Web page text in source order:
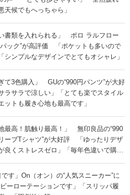
天候でもへっちゃら」
書類を入れられる」 ポロ ラルフロー
パック”が高評価 「ポケットも多いので
シンプルなデザインでとてもオシャレ」
て3色購入」 GUの“990円パンツ”が大好
サラで涼しい」「とても楽でスタイル
ットも履き心地も最高です」
最高！肌触り最高！」 無印良品の“990
ーブTシャツ”が大好評 「ゆったりデザ
良くストレスゼロ」「毎年色違いで購入
です」On（オン）の“人気スニーカー”に
ーローテーションです」「スリッパ履